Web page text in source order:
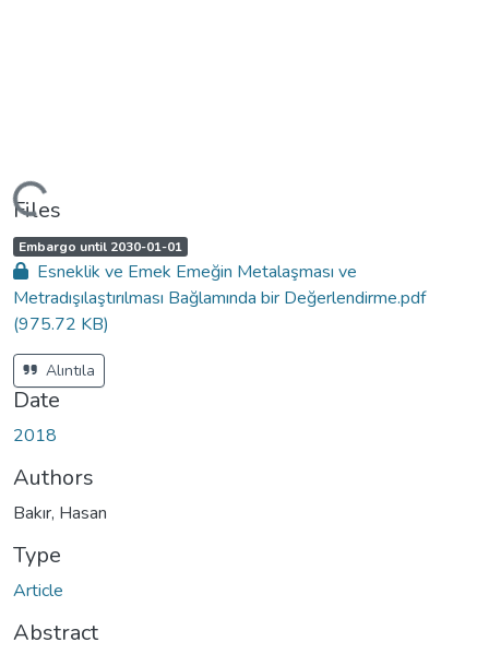
Files
A
c
c
e
s
s
t
a
u
s
:
Embargo until 2030-01-01,
Esneklik ve Emek Emeğin Metalaşması ve
Metradışılaştırılması Bağlamında bir Değerlendirme.pdf
(975.72 KB)
Alıntıla
Date
2018
Authors
Bakır, Hasan
Type
Article
Abstract